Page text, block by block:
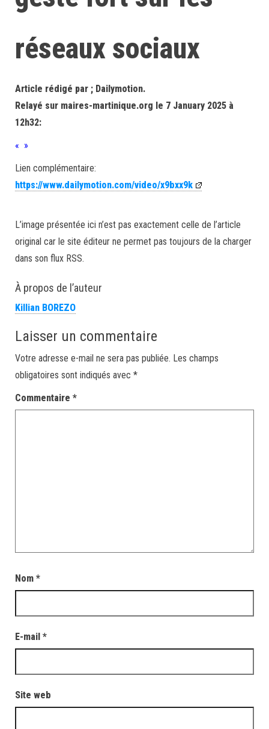
réseaux sociaux
Article rédigé par ; Dailymotion.
Relayé sur maires-martinique.org le 7 January 2025 à
12h32:
« »
Lien complémentaire:
https://www.dailymotion.com/video/x9bxx9k
L’image présentée ici n’est pas exactement celle de l’article
original car le site éditeur ne permet pas toujours de la charger
dans son flux RSS.
À propos de l’auteur
Killian BOREZO
Laisser un commentaire
Votre adresse e-mail ne sera pas publiée. Les champs
obligatoires sont indiqués avec *
Commentaire *
Nom *
E-mail *
Site web